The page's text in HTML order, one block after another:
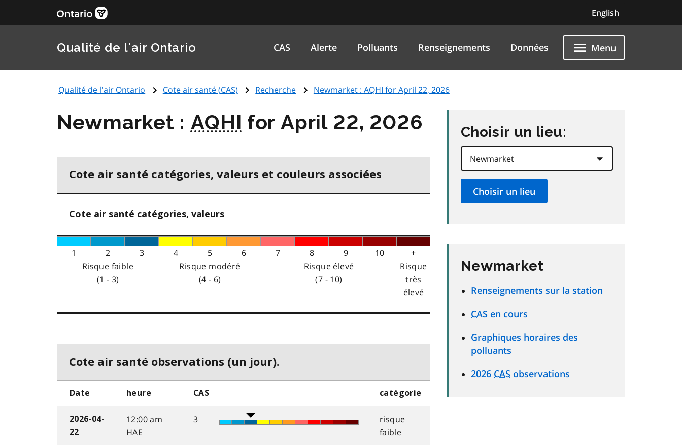
English
Qualité de l'air Ontario CAS Alerte Polluants Renseignements Données Menu
Qualité de l'air Ontario Cote air santé (CAS) Recherche Newmarket : AQHI for April 22, 2026
Newmarket : AQHI for April 22, 2026
Cote air santé catégories, valeurs et couleurs associées
Cote air santé catégories, valeurs
1 2 3 4 5 6 7 8 9 10
+
Risque faible
(1 - 3)
Risque modéré
(4 - 6)
Risque élevé
(7 - 10)
Risque
très
élevé
Cote air santé observations (un jour).
Date heure CAS catégorie
2026-04-
22
12:00 am
HAE
3
risque
faible
Choisir un lieu:
Newmarket
Renseignements sur la station
CAS en cours
Graphiques horaires des
polluants
2026 CAS observations